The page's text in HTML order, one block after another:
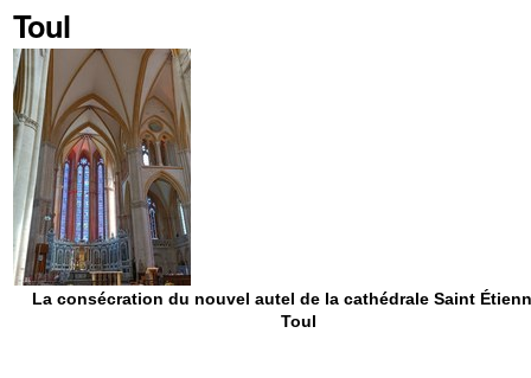
Toul
La consécration du nouvel autel de la cathédrale Saint
Toul